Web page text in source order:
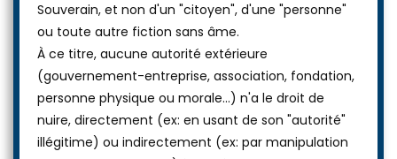
Souverain, et non d'un "citoyen", d'une "personne"
ou toute autre fiction sans âme.
À ce titre, aucune autorité extérieure
(gouvernement-entreprise, association, fondation,
personne physique ou morale...) n'a le droit de
nuire, directement (ex: en usant de son "autorité"
illégitime) ou indirectement (ex: par manipulation